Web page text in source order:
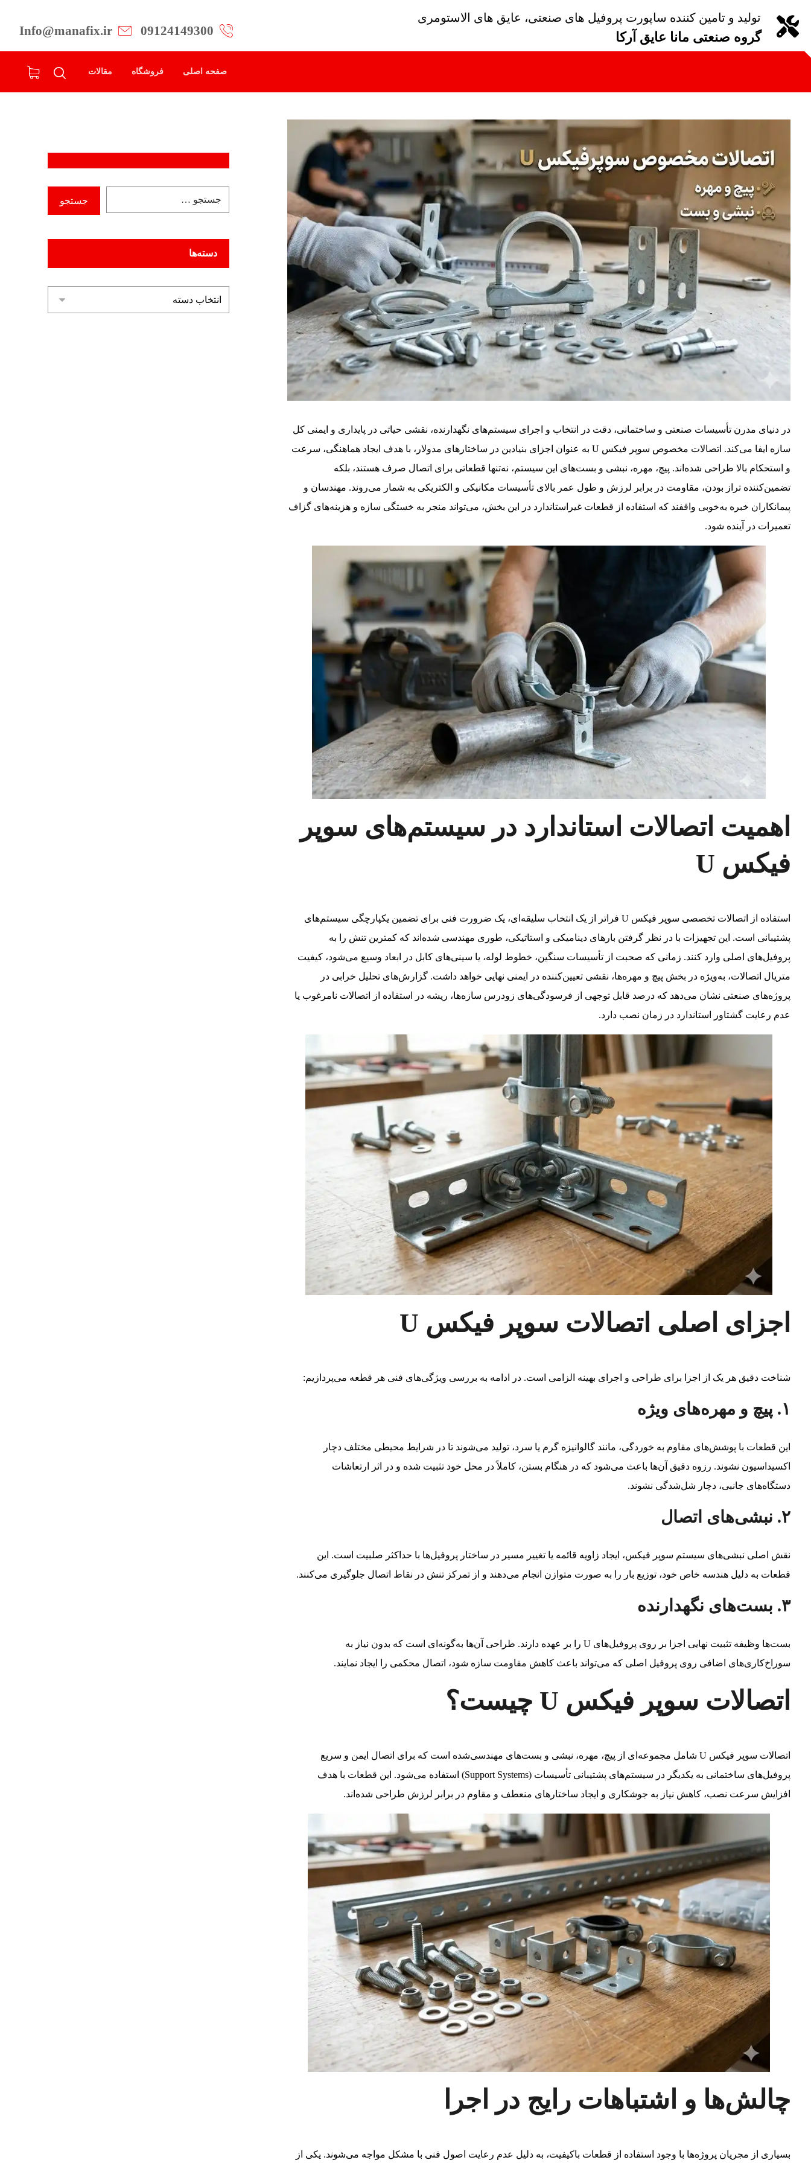
تولید و تامین کننده ساپورت پروفیل های صنعتی، عایق های الاستومری
گروه صنعتی مانا عایق آرکا Info@manafix.ir 09124149300
صفحه اصلی فروشگاه مقالات
در دنیای مدرن تأسیسات صنعتی و ساختمانی، دقت در انتخاب و اجرای سیستم‌های نگهدارنده، نقشی حیاتی در پایداری و ایمنی کل
سازه ایفا می‌کند. اتصالات مخصوص سوپر فیکس U به عنوان اجزای بنیادین در ساختارهای مدولار، با هدف ایجاد هماهنگی، سرعت
و استحکام بالا طراحی شده‌اند. پیچ، مهره، نبشی و بست‌های این سیستم، نه‌تنها قطعاتی برای اتصال صرف هستند، بلکه
تضمین‌کننده تراز بودن، مقاومت در برابر لرزش و طول عمر بالای تأسیسات مکانیکی و الکتریکی به شمار می‌روند. مهندسان و
پیمانکاران خبره به‌خوبی واقفند که استفاده از قطعات غیراستاندارد در این بخش، می‌تواند منجر به خستگی سازه و هزینه‌های گزاف
تعمیرات در آینده شود.
اهمیت اتصالات استاندارد در سیستم‌های سوپر
فیکس U
استفاده از اتصالات تخصصی سوپر فیکس U فراتر از یک انتخاب سلیقه‌ای، یک ضرورت فنی برای تضمین یکپارچگی سیستم‌های
پشتیبانی است. این تجهیزات با در نظر گرفتن بارهای دینامیکی و استاتیکی، طوری مهندسی شده‌اند که کمترین تنش را به
پروفیل‌های اصلی وارد کنند. زمانی که صحبت از تأسیسات سنگین، خطوط لوله، یا سینی‌های کابل در ابعاد وسیع می‌شود، کیفیت
متریال اتصالات، به‌ویژه در بخش پیچ و مهره‌ها، نقشی تعیین‌کننده در ایمنی نهایی خواهد داشت. گزارش‌های تحلیل خرابی در
پروژه‌های صنعتی نشان می‌دهد که درصد قابل توجهی از فرسودگی‌های زودرس سازه‌ها، ریشه در استفاده از اتصالات نامرغوب یا
عدم رعایت گشتاور استاندارد در زمان نصب دارد.
اجزای اصلی اتصالات سوپر فیکس U
شناخت دقیق هر یک از اجزا برای طراحی و اجرای بهینه الزامی است. در ادامه به بررسی ویژگی‌های فنی هر قطعه می‌پردازیم:
۱. پیچ و مهره‌های ویژه
این قطعات با پوشش‌های مقاوم به خوردگی، مانند گالوانیزه گرم یا سرد، تولید می‌شوند تا در شرایط محیطی مختلف دچار
اکسیداسیون نشوند. رزوه دقیق آن‌ها باعث می‌شود که در هنگام بستن، کاملاً در محل خود تثبیت شده و در اثر ارتعاشات
دستگاه‌های جانبی، دچار شل‌شدگی نشوند.
۲. نبشی‌های اتصال
نقش اصلی نبشی‌های سیستم سوپر فیکس، ایجاد زاویه قائمه یا تغییر مسیر در ساختار پروفیل‌ها با حداکثر صلبیت است. این
قطعات به دلیل هندسه خاص خود، توزیع بار را به صورت متوازن انجام می‌دهند و از تمرکز تنش در نقاط اتصال جلوگیری می‌کنند.
۳. بست‌های نگهدارنده
بست‌ها وظیفه تثبیت نهایی اجزا بر روی پروفیل‌های U را بر عهده دارند. طراحی آن‌ها به‌گونه‌ای است که بدون نیاز به
سوراخ‌کاری‌های اضافی روی پروفیل اصلی که می‌تواند باعث کاهش مقاومت سازه شود، اتصال محکمی را ایجاد نمایند.
اتصالات سوپر فیکس U چیست؟
اتصالات سوپر فیکس U شامل مجموعه‌ای از پیچ، مهره، نبشی و بست‌های مهندسی‌شده است که برای اتصال ایمن و سریع
پروفیل‌های ساختمانی به یکدیگر در سیستم‌های پشتیبانی تأسیسات (Support Systems) استفاده می‌شود. این قطعات با هدف
افزایش سرعت نصب، کاهش نیاز به جوشکاری و ایجاد ساختارهای منعطف و مقاوم در برابر لرزش طراحی شده‌اند.
چالش‌ها و اشتباهات رایج در اجرا
بسیاری از مجریان پروژه‌ها با وجود استفاده از قطعات باکیفیت، به دلیل عدم رعایت اصول فنی با مشکل مواجه می‌شوند. یکی از
دسته‌ها